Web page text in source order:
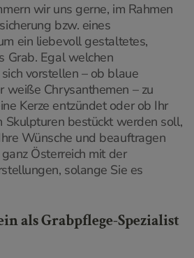
wir uns gerne, im Rahmen
bzw. eines
ein liebevoll gestaltetes,
Grab. Egal welchen
vorstellen – ob blaue
weiße Chrysanthemen – zu
Kerze entzündet oder ob Ihr
Skulpturen bestückt werden soll,
Wünsche und beauftragen
Österreich mit der
solange Sie es
als Grabpflege-Spezialist